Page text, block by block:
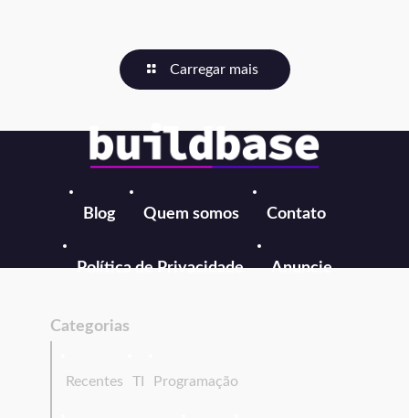
Carregar mais
Blog Quem somos Contato
Política de Privacidade Anuncie
Categorias
Recentes TI Programação